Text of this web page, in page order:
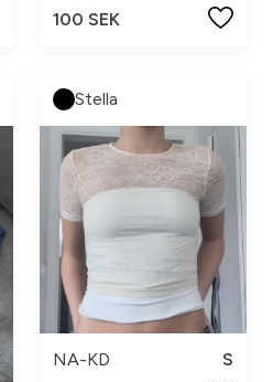
100 SEK
Stella
NA-KD
S